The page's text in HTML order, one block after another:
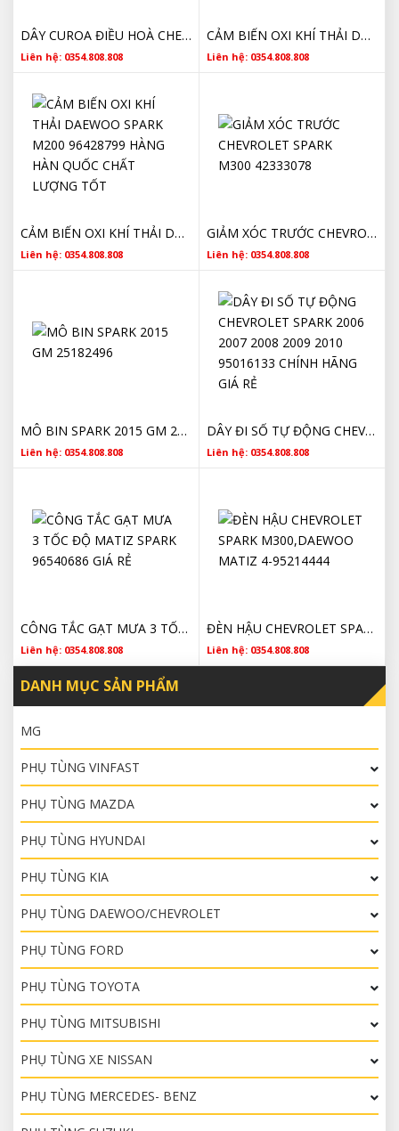
DÂY CUROA ĐIỀU HOÀ CHEVROLET SPARK M300 4PK964 GIÁ RẺ
Liên hệ: 0354.808.808
CẢM BIẾN OXI KHÍ THẢI DAEWOO SPARK M300 96253546 HÀNG HÀN QUỐC CHẤT LƯỢNG TỐT
Liên hệ: 0354.808.808
CẢM BIẾN OXI KHÍ THẢI DAEWOO SPARK M200 96428799 HÀNG HÀN QUỐC CHẤT LƯỢNG TỐT
Liên hệ: 0354.808.808
GIẢM XÓC TRƯỚC CHEVROLET SPARK M300 42333078
Liên hệ: 0354.808.808
MÔ BIN SPARK 2015 GM 25182496
Liên hệ: 0354.808.808
DÂY ĐI SỐ TỰ ĐỘNG CHEVROLET SPARK 2006 2007 2008 2009 2010 95016133 CHÍNH HÃNG GIÁ RẺ
Liên hệ: 0354.808.808
CÔNG TẮC GẠT MƯA 3 TỐC ĐỘ MATIZ SPARK 96540686 GIÁ RẺ
Liên hệ: 0354.808.808
ĐÈN HẬU CHEVROLET SPARK M300,DAEWOO MATIZ 4-95214444
Liên hệ: 0354.808.808
DANH MỤC SẢN PHẨM
MG
PHỤ TÙNG VINFAST
PHỤ TÙNG MAZDA
PHỤ TÙNG HYUNDAI
PHỤ TÙNG KIA
PHỤ TÙNG DAEWOO/CHEVROLET
PHỤ TÙNG FORD
PHỤ TÙNG TOYOTA
PHỤ TÙNG MITSUBISHI
PHỤ TÙNG XE NISSAN
PHỤ TÙNG MERCEDES- BENZ